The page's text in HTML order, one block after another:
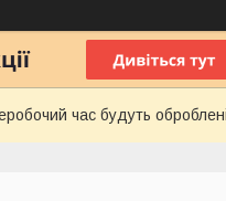
час будуть